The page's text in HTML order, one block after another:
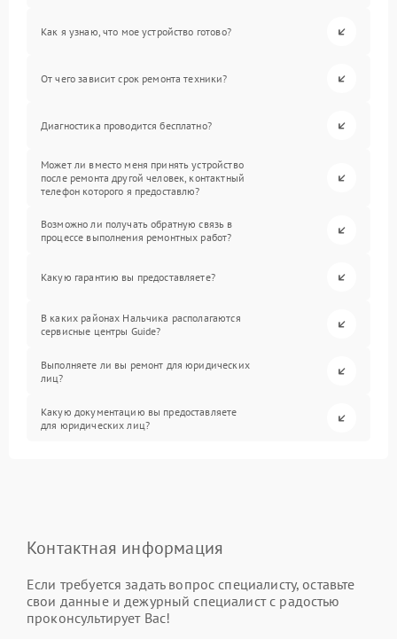
Как я узнаю, что мое устройство готово?
От чего зависит срок ремонта техники?
Диагностика проводится бесплатно?
Может ли вместо меня принять устройство
после ремонта другой человек, контактный
телефон которого я предоставлю?
Возможно ли получать обратную связь в
процессе выполнения ремонтных работ?
Какую гарантию вы предоставляете?
В каких районах Нальчика располагаются
сервисные центры Guide?
Выполняете ли вы ремонт для юридических
лиц?
Какую документацию вы предоставляете
для юридических лиц?
Контактная информация
Если требуется задать вопрос специалисту, оставьте
свои данные и дежурный специалист с радостью
проконсультирует Вас!